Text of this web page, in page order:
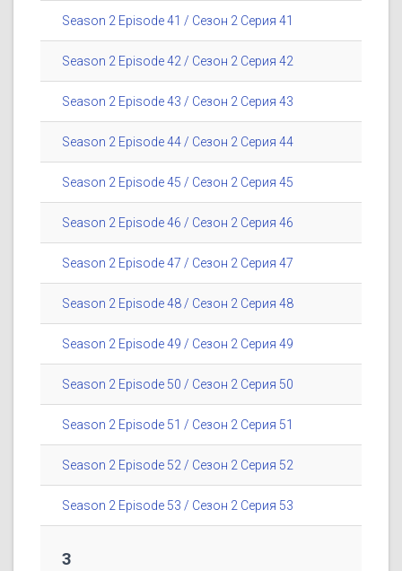
Season 2 Episode 41 / Сезон 2 Серия 41
Season 2 Episode 42 / Сезон 2 Серия 42
Season 2 Episode 43 / Сезон 2 Серия 43
Season 2 Episode 44 / Сезон 2 Серия 44
Season 2 Episode 45 / Сезон 2 Серия 45
Season 2 Episode 46 / Сезон 2 Серия 46
Season 2 Episode 47 / Сезон 2 Серия 47
Season 2 Episode 48 / Сезон 2 Серия 48
Season 2 Episode 49 / Сезон 2 Серия 49
Season 2 Episode 50 / Сезон 2 Серия 50
Season 2 Episode 51 / Сезон 2 Серия 51
Season 2 Episode 52 / Сезон 2 Серия 52
Season 2 Episode 53 / Сезон 2 Серия 53
3